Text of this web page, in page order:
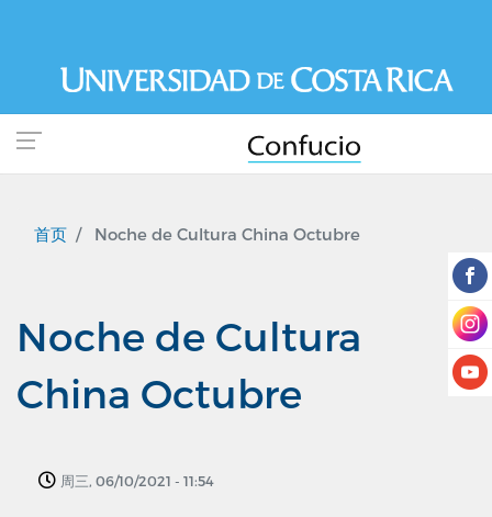
到
内
容
首页 Noche de Cultura China Octubre
Noche de Cultura
China Octubre
周三, 06/10/2021 - 11:54